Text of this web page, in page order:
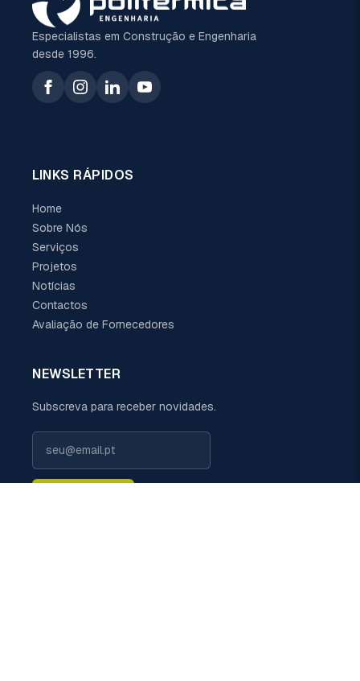
Especialistas em Construção e Engenharia
desde 1996.
LINKS RÁPIDOS
Home
Sobre Nós
Serviços
Projetos
Notícias
Contactos
Avaliação de Fornecedores
NEWSLETTER
Subscreva para receber novidades.